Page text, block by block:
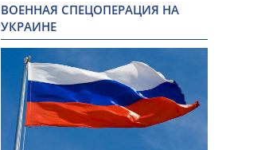
ВОЕННАЯ СПЕЦОПЕРАЦИЯ НА
УКРАИНЕ